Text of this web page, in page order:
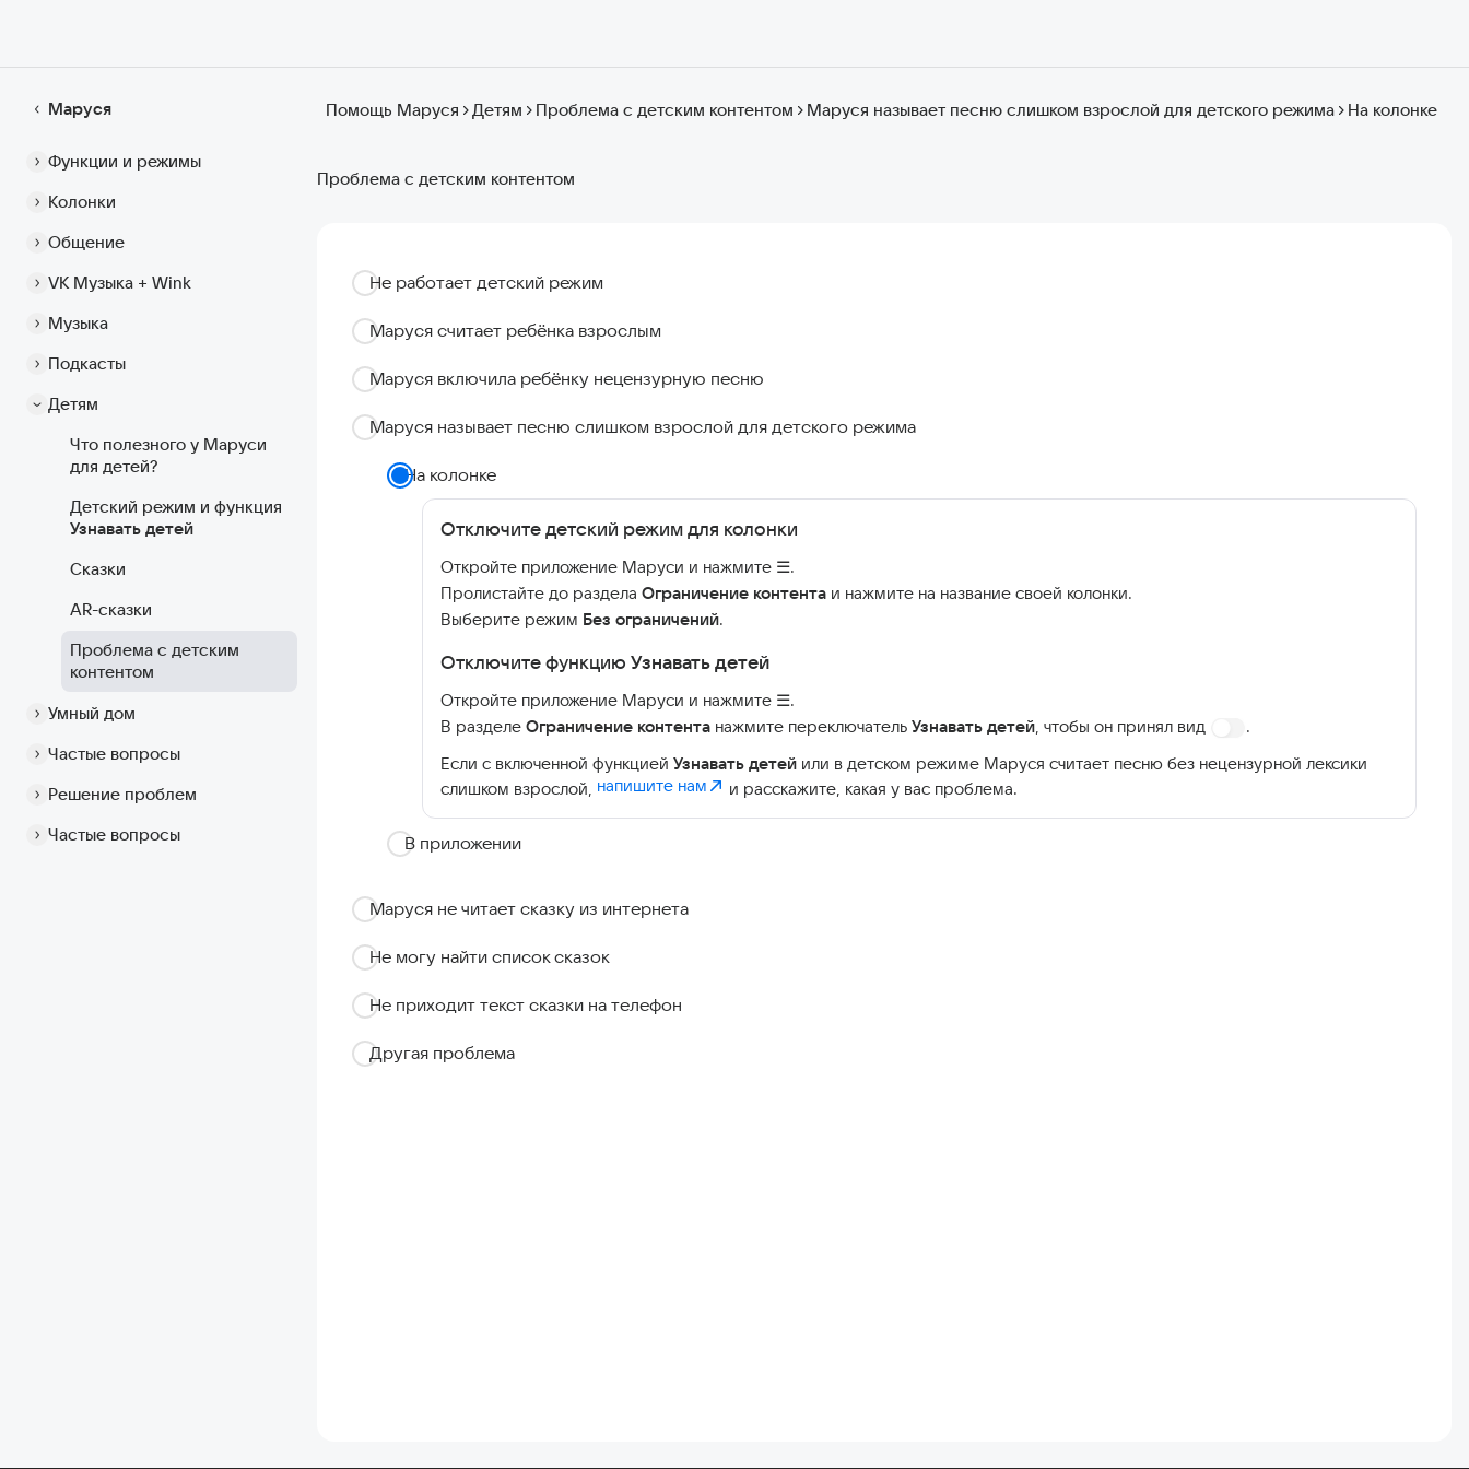
Маруся
Функции и режимы
Колонки
Общение
VK Музыка + Wink
Музыка
Подкасты
Детям
Что полезного у Маруси
для детей?
Детский режим и функция
Узнавать детей
Сказки
AR-сказки
Проблема с детским
контентом
Умный дом
Частые вопросы
Решение проблем
Частые вопросы
Помощь Маруся Детям Проблема с детским контентом Маруся называет песню слишком взрослой для детского режима На колонке
Проблема с детским контентом
Не работает детский режим
Маруся считает ребёнка взрослым
Маруся включила ребёнку нецензурную песню
Маруся называет песню слишком взрослой для детского режима
На колонке
Отключите детский режим для колонки
Откройте приложение Маруси и нажмите ☰.
Пролистайте до раздела Ограничение контента и нажмите на название своей колонки.
Выберите режим Без ограничений.
Отключите функцию Узнавать детей
Откройте приложение Маруси и нажмите ☰.
В разделе Ограничение контента нажмите переключатель Узнавать детей, чтобы он принял вид
.
Если с включенной функцией Узнавать детей или в детском режиме Маруся считает песню без нецензурной лексики
слишком взрослой, напишите нам и расскажите, какая у вас проблема.
В приложении
Маруся не читает сказку из интернета
Не могу найти список сказок
Не приходит текст сказки на телефон
Другая проблема